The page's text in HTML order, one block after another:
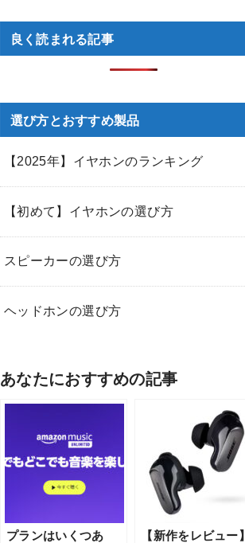
良く読まれる記事
選び方とおすすめ製品
【2025年】イヤホンのランキング
【初めて】イヤホンの選び方
スピーカーの選び方
ヘッドホンの選び方
あなたにおすすめの記事
プランはいくつあ
【新作をレビュー】